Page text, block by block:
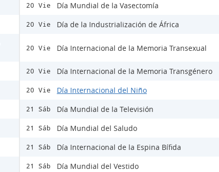
20 Vie Día Mundial de la Vasectomía
20 Vie Día de la Industrialización de África
20 Vie Día Internacional de la Memoria Transexual
20 Vie Día Internacional de la Memoria Transgénero
20 Vie Día Internacional del Niño
21 Sáb Día Mundial de la Televisión
21 Sáb Día Mundial del Saludo
21 Sáb Día Internacional de la Espina Bífida
21 Sáb Día Mundial del Vestido